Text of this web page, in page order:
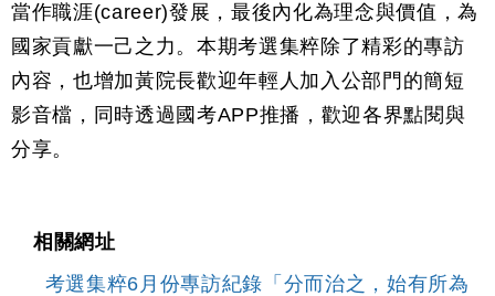
當作職涯(career)發展，最後內化為理念與價值，為
國家貢獻一己之力。本期考選集粹除了精彩的專訪
內容，也增加黃院長歡迎年輕人加入公部門的簡短
影音檔，同時透過國考APP推播，歡迎各界點閱與
分享。
相關網址
考選集粹6月份專訪紀錄「分而治之，始有所為